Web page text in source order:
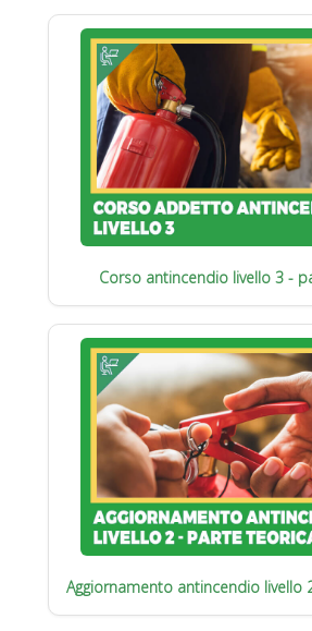
Corso antincendio livello 3 -
Aggiornamento antincendio livello